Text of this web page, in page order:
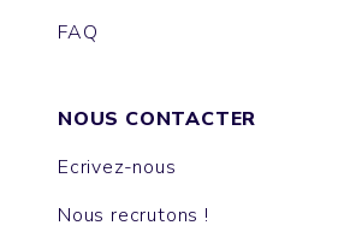
FAQ
NOUS CONTACTER
Ecrivez-nous
Nous recrutons !